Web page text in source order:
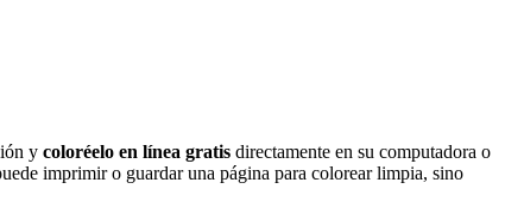
y coloréelo en línea gratis directamente en su computadora o
imprimir o guardar una página para colorear limpia, sino